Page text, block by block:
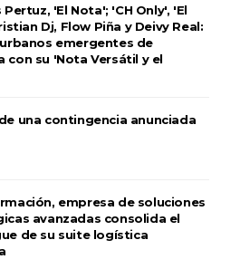
Pertuz, 'El Nota'; 'CH Only', 'El
Dj, Flow Piña y Deivy Real:
emergentes de
con su 'Nota Versátil y el
una contingencia anunciada
empresa de soluciones
avanzadas consolida el
de su suite logística